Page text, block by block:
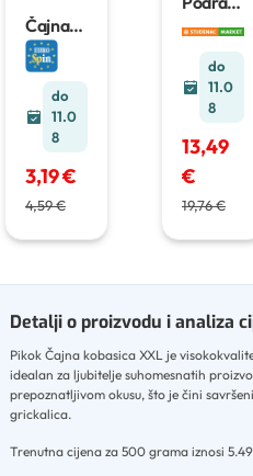
Čajna
salama
420 g
do
11.0
8
3,19 €
4,59 €
salama
1 kgdo
11.0
8
13,49
€
19,76 €
Detalji o proizvodu i analiza
Pikok Čajna kobasica XXL je
idealan za ljubitelje suhomesnatih
prepoznatljivom okusu, što je čini
grickalica.
Trenutna cijena za 500 grama iznosi